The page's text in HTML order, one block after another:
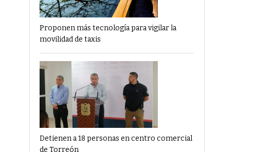
Proponen más tecnología para vigilar la
movilidad de taxis
Detienen a 18 personas en centro comercial
de Torreón